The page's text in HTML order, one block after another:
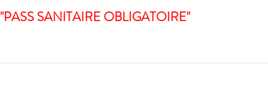
"PASS SANITAIRE OBLIGATOIRE"